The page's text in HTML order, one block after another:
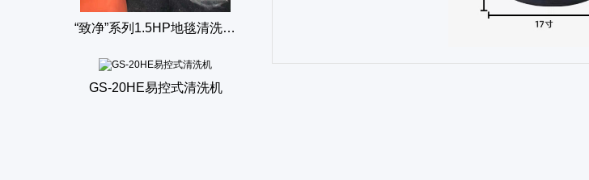
“致净”系列1.5HP地毯清洗机GS-17A